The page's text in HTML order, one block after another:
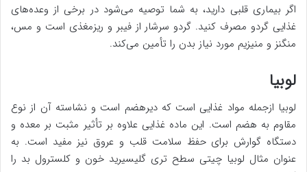
اگر بیماری قلبی دارید، به شما توصیه می‌شود در برخی از وعده‌های
غذایی گردو مصرف کنید. گردو سرشار از فیبر و ریزمغذی است و مس،
منگنز و منیزیم مورد نیاز بدن را تأمین می‌کند.
لوبیا
لوبیا ازجمله مواد غذایی است که دیرهضم است و نشاسته آن از نوع
مقاوم به هضم است. این ماده غذایی علاوه بر تأثیر مثبت بر معده و
دستگاه گوارش برای حفظ سلامت قلب و عروق نیز مفید است. به
عنوان مثال لوبیا چیتی سطح تری گلیسیرید خون و کلسترول بد را